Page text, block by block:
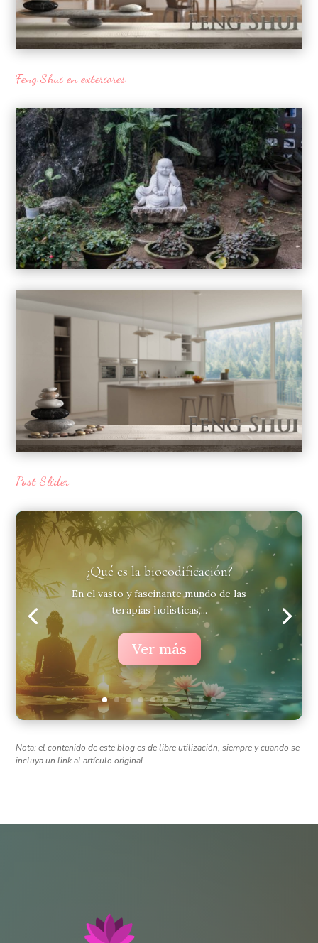
Feng Shui en exteriores
Post Slider
¿Qué es la biocodificación?
En el vasto y fascinante mundo de las
terapias holísticas,...
Ver más
Nota: el contenido de este blog es de libre utilización, siempre y cuando se
incluya un link al artículo original.